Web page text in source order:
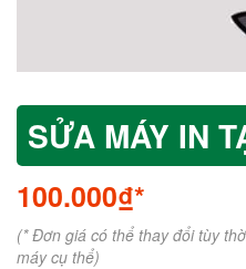
SỬA MÁY IN
100.000₫*
(* Đơn giá có thể thay đổi tùy
máy cụ thể)